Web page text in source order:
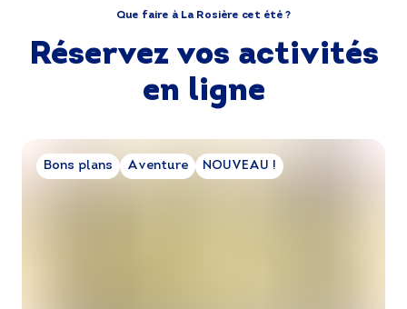
Que faire à La Rosière cet été ?
Réservez vos activités
en ligne
Bons plans Aventure NOUVEAU !